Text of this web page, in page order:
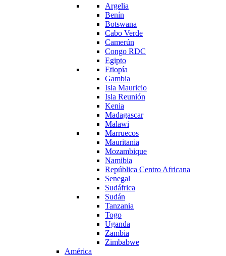
Argelia
Benín
Botswana
Cabo Verde
Camerún
Congo RDC
Egipto
Etiopía
Gambia
Isla Mauricio
Isla Reunión
Kenia
Madagascar
Malawi
Marruecos
Mauritania
Mozambique
Namibia
República Centro Africana
Senegal
Sudáfrica
Sudán
Tanzania
Togo
Uganda
Zambia
Zimbabwe
América